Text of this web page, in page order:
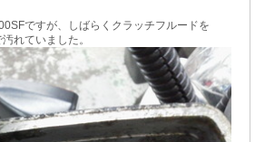
ですが、しばらくクラッチフルードを
れていました。